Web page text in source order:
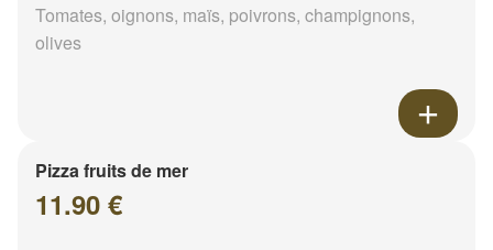
Tomates, oignons, maïs, poivrons, champignons,
olives
Pizza fruits de mer
11.90 €